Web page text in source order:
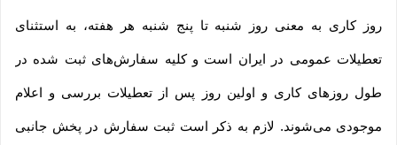
روز کاری به معنی روز شنبه تا پنج شنبه هر هفته، به استثنای
تعطیلات عمومی در ایران است و کلیه سفارش‏‌های ثبت شده در
طول روزهای کاری و اولین روز پس از تعطیلات بررسی و اعلام
موجودی می‌‏شوند. لازم به ذکر است ثبت سفارش در پخش جانبی